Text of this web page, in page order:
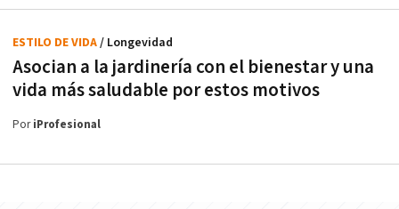
Asocian a la jardinería con el bienestar y una
vida más saludable por estos motivos
ESTILO DE VIDA/ Longevidad
PoriProfesional